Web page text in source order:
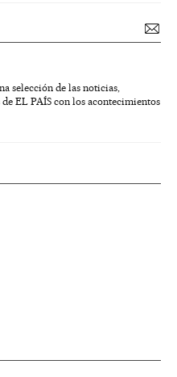
selección de las noticias,
EL PAÍS con los acontecimientos